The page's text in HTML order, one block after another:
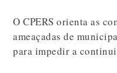
O CPERS orienta as
ameaçadas de
para impedir a